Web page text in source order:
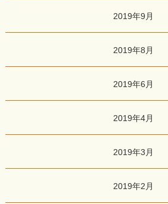
2019年9月
2019年8月
2019年6月
2019年4月
2019年3月
2019年2月